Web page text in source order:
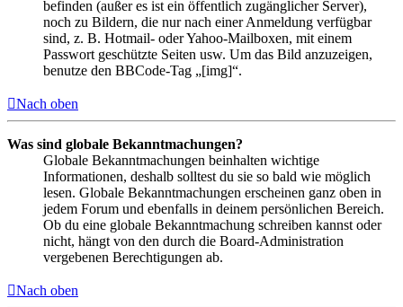
befinden (außer es ist ein öffentlich zugänglicher Server),
noch zu Bildern, die nur nach einer Anmeldung verfügbar
sind, z. B. Hotmail- oder Yahoo-Mailboxen, mit einem
Passwort geschützte Seiten usw. Um das Bild anzuzeigen,
benutze den BBCode-Tag „[img]“.
Nach oben
Was sind globale Bekanntmachungen?
Globale Bekanntmachungen beinhalten wichtige
Informationen, deshalb solltest du sie so bald wie möglich
lesen. Globale Bekanntmachungen erscheinen ganz oben in
jedem Forum und ebenfalls in deinem persönlichen Bereich.
Ob du eine globale Bekanntmachung schreiben kannst oder
nicht, hängt von den durch die Board-Administration
vergebenen Berechtigungen ab.
Nach oben